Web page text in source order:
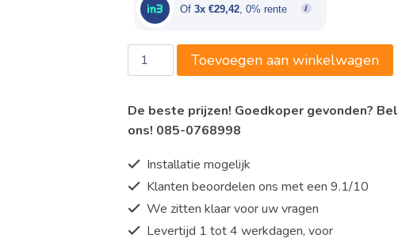
Of 3x €29,42, 0% rente
Dick
Koksmes
Red
Spirit
Toevoegen aan winkelwagen
De beste prijzen! Goedkoper gevonden? Bel
ons! 085-0768998
Installatie mogelijk
Klanten beoordelen ons met een 9.1/10
We zitten klaar voor uw vragen
Levertijd 1 tot 4 werkdagen, voor